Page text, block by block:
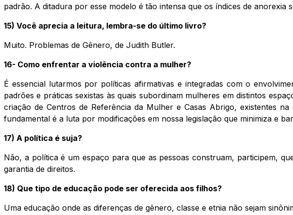
padrão. A ditadura por esse modelo é tão intensa que os índices de anorexia
15) Você aprecia a leitura, lembra-se do último livro?
Muito. Problemas de Gênero, de Judith Butler.
16- Como enfrentar a violência contra a mulher?
É essencial lutarmos por políticas afirmativas e integradas com o
padrões e práticas sexistas às quais subordinam mulheres em distintos
criação de Centros de Referência da Mulher e Casas Abrigo, existentes
fundamental é a luta por modificações em nossa legislação que minimiza e
17) A política é suja?
Não, a política é um espaço para que as pessoas construam, participem,
garantia de direitos.
18) Que tipo de educação pode ser oferecida aos filhos?
Uma educação onde as diferenças de gênero, classe e etnia não sejam